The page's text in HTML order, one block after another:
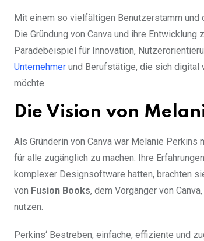
Mit einem so vielfältigen Benutzerstamm und
Die Gründung von Canva und ihre
Paradebeispiel für Innovation,
Unternehmer und Berufstätige, die sich digital
möchte.
Die Vision von
Als Gründerin von Canva war Melanie
für alle zugänglich zu machen. Ihre
komplexer Designsoftware hatten, brachten
von Fusion Books, dem Vorgänger von
nutzen.
Perkins‘ Bestreben, einfache, effiziente und